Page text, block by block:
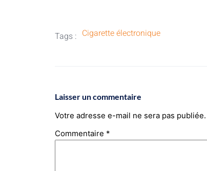
Tags : Cigarette électronique
Laisser un commentaire
Votre adresse e-mail ne sera pas publiée.
Commentaire *